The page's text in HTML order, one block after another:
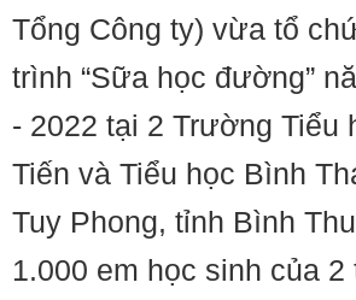
Tổng Công ty) vừa tổ
trình “Sữa học đường”
- 2022 tại 2 Trường Tiểu
Tiến và Tiểu học Bình
Tuy Phong, tỉnh Bình
1.000 em học sinh của